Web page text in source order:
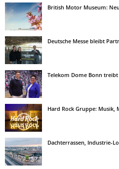
British Motor Museum:
Deutsche Messe bleibt
Telekom Dome Bonn
Hard Rock Gruppe: Musik,
Dachterrassen, Industrie-